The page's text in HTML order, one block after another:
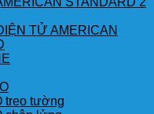
TỬ AMERICAN
treo tường